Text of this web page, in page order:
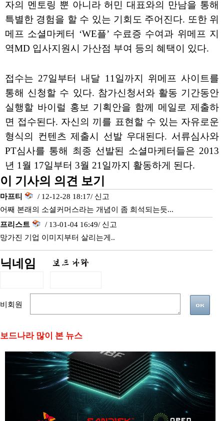
자의 멘토링 뿐 아니라 허민 대표와의 만남을 통해
특별한 경험을 할 수 있는 기회도 주어진다. 또한 위
메프 소셜마케터 ‘WE플’ 수료증 수여과 위메프 지
역MD 입사지원시 가산점 부여 등의 혜택이 있다.
접수는 27일부터 내달 11일까지 위메프 사이트를
통해 신청할 수 있다. 참가신청서와 활동 기간동안
실행할 바이럴 홍보 기획안을 함께 메일로 제출하
면 접수된다. 자신의 끼를 표현할 수 있는 자유로운
형식의 컨텐츠 제출시 선발 우대된다. 서류심사와
PT심사를 통해 최종 선발된 소셜마케터들은 2013
년 1월 17일부터 3월 21일까지 활동하게 된다.
이 기사의 의견 보기
마프티 / 12-12-28 18:17/ 신고
어째 본래의 소셜커머스라는 개념이 좀 희석되는듯...
프리스트
/ 13-01-04 16:49/ 신고
망가진 기업 이미지부터 살리는게..
닉네임
비회원
보드나라 많이 본 뉴스